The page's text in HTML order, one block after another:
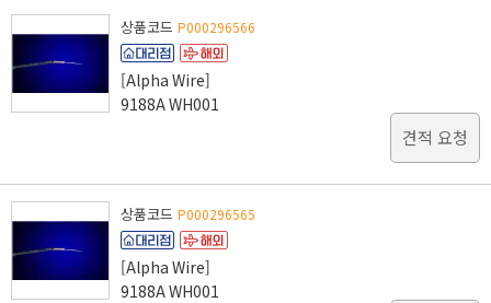
상품코드 P000296566
[Alpha Wire]
9188A WH001
견적 요청
상품코드 P000296565
[Alpha Wire]
9188A WH001